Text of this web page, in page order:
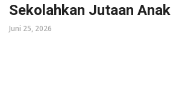
Sekolahkan Jutaan Anak
Juni 25, 2026